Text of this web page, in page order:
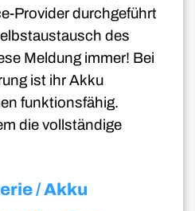
Provider durchgeführt
des
Meldung immer! Bei
ist ihr Akku
funktionsfähig.
die vollständige
/ Akku